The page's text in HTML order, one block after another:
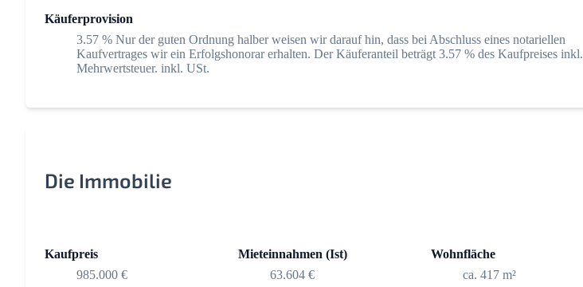
Käuferprovision
3.57 % Nur der guten Ordnung halber weisen wir darauf hin, dass bei Abschluss eines notariellen
Kaufvertrages wir ein Erfolgshonorar erhalten. Der Käuferanteil beträgt 3.57 % des Kaufpreises inkl.
Mehrwertsteuer. inkl. USt.
Die Immobilie
Kaufpreis
985.000 €
Mieteinnahmen (Ist)
63.604 €
Wohnfläche
ca. 417 m²